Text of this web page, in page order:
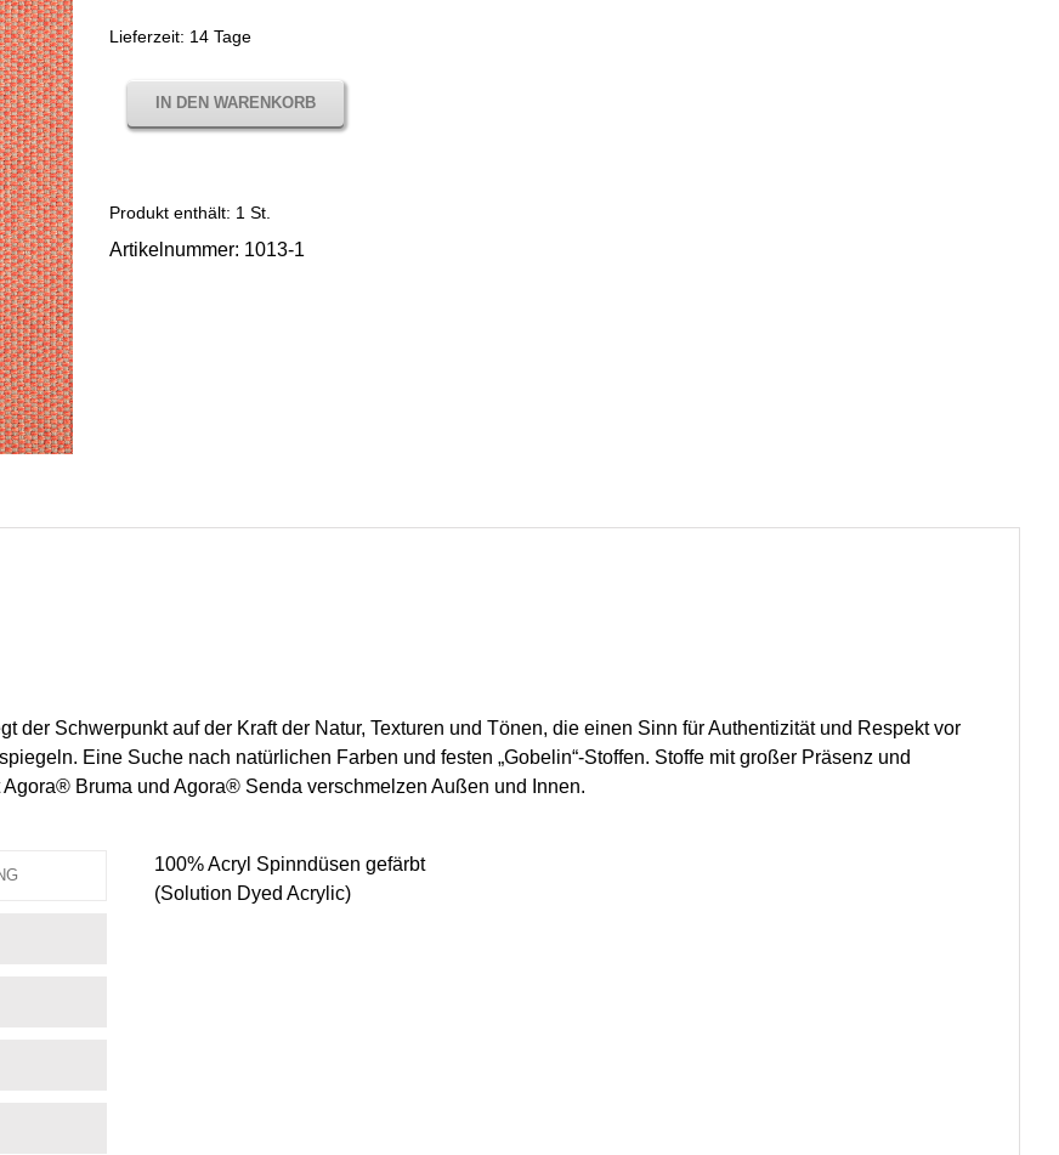
Lieferzeit: 14 Tage
IN DEN WARENKORB
Produkt enthält: 1 St.
Artikelnummer: 1013-1
der Schwerpunkt auf der Kraft der Natur, Texturen und Tönen, die einen Sinn für Authentizität und Respekt vor
Eine Suche nach natürlichen Farben und festen „Gobelin“-Stoffen. Stoffe mit großer Präsenz und
Agora® Bruma und Agora® Senda verschmelzen Außen und Innen.
100% Acryl Spinndüsen gefärbt
(Solution Dyed Acrylic)